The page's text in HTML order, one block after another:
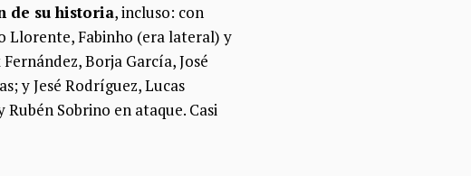
de su historia, incluso: con
Llorente, Fabinho (era lateral) y
Borja García, José
y Jesé Rodríguez, Lucas
Sobrino en ataque. Casi